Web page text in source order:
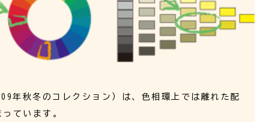
秋冬のコレクション）は、色相環上では離れた配
ています。